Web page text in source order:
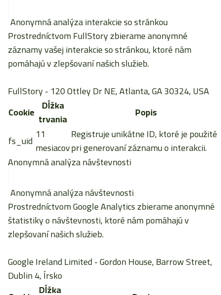
Anonymná analýza interakcie so stránkou
Prostredníctvom FullStory zbierame anonymné
záznamy vašej interakcie so stránkou, ktoré nám
pomáhajú v zlepšovaní našich služieb.
FullStory- 120 Ottley Dr NE, Atlanta, GA 30324, USA
Cookie Dĺžka
trvania
Popis
fs_uid 11
mesiacov
Registruje unikátne ID, ktoré je použité
pri generovaní záznamu o interakcii.
Anonymná analýza návštevnosti
Anonymná analýza návštevnosti
Prostredníctvom Google Analytics zbierame anonymné
štatistiky o návštevnosti, ktoré nám pomáhajú v
zlepšovaní našich služieb.
Google Ireland Limited- Gordon House, Barrow Street,
Dublin 4, Írsko
Dĺžka